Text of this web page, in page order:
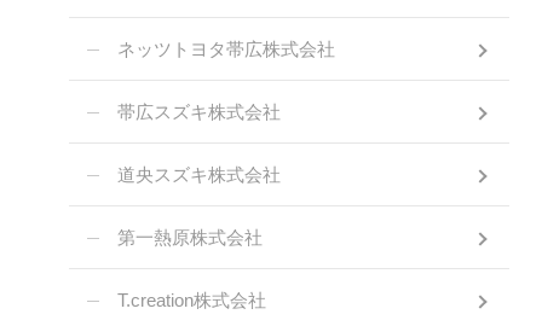
ネッツトヨタ帯広株式会社
帯広スズキ株式会社
道央スズキ株式会社
第一熱原株式会社
T.creation株式会社